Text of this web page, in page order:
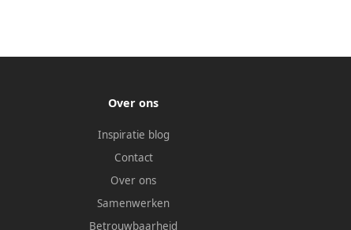
Over ons
Inspiratie blog
Contact
Over ons
Samenwerken
Betrouwbaarheid